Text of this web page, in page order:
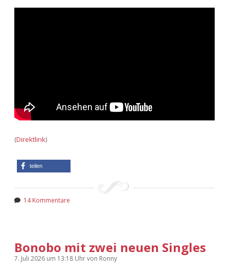
Adventskalender 2017
Adventskalender 2020
Adventskalender 2023
(Direktlink)
teilen
14 Kommentare
Bonobo mit zwei neuen Singles
7. Juli 2026 um 13:18 Uhrvon Ronny